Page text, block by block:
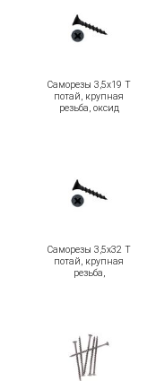
Саморезы 3,5х19 Т
потай, крупная
резьба, оксид
Саморезы 3,5х32 Т
потай, крупная
резьба,